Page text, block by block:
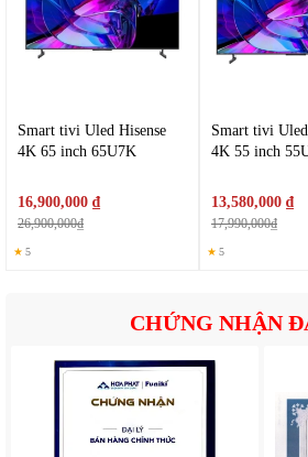
Hisense 43A4Q hỗ trợ nhiều cổng
kết nối đầu DVD, máy chơi game,
Smart tivi Uled Hisense
4K 65 inch 65U7K
16,900,000 ₫
26,900,000₫
★ 5
Smart tivi
4K 55 inch
13,580,000 ₫
17,990,000₫
★ 5
CHỨNG NHẬN